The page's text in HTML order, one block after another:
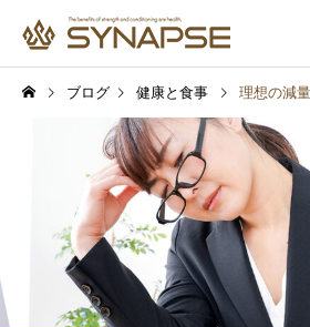
寄り添うサポート
通勤前でも安心
健康と食事
ブログ 健康と食事 理想の減量スピー